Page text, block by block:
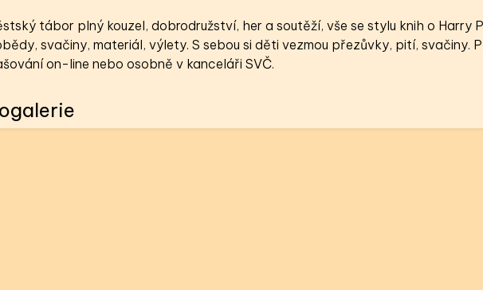
tábor plný kouzel, dobrodružství, her a soutěží, vše se stylu knih o Harry
svačiny, materiál, výlety. S sebou si děti vezmou přezůvky, pití, svačiny.
on-line nebo osobně v kanceláři SVČ.